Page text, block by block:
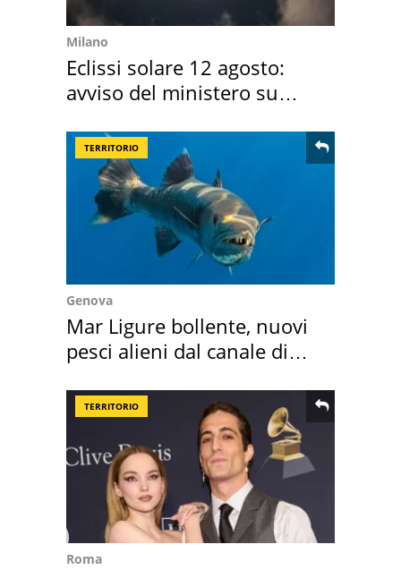
Milano
Eclissi solare 12 agosto:
avviso del ministero su
TERRITORIO
Genova
Mar Ligure bollente, nuovi
pesci alieni dal canale di
TERRITORIO
Roma